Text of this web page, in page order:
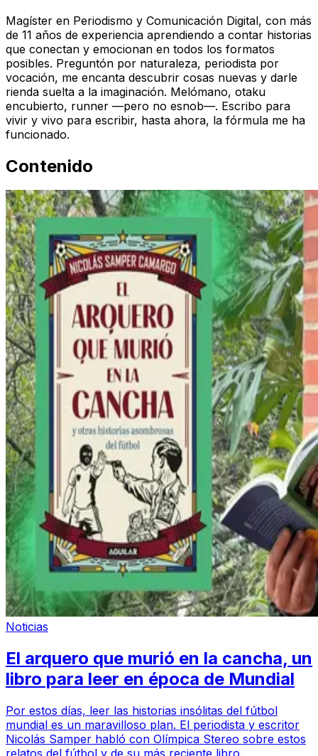
Magíster en Periodismo y Comunicación Digital, con más
de 11 años de experiencia aprendiendo a contar historias
que conectan y emocionan en todos los formatos
posibles. Preguntón por naturaleza, periodista por
vocación, me encanta descubrir cosas nuevas y darle
rienda suelta a la imaginación. Melómano, otaku
encubierto, runner —pero no esnob—. Escribo para
vivir y vivo para escribir, hasta ahora, la fórmula me ha
funcionado.
Contenido
Noticias
El arquero que murió en la cancha, un
libro para leer en época de Mundial
Por estos días, leer las historias insólitas del fútbol
mundial es un maravilloso plan. El periodista y escritor
Nicolás Samper habló con Olímpica Stereo sobre estos